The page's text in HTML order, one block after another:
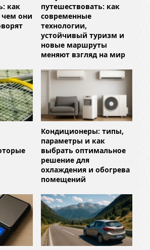
как
чем они
путешествовать: как
современные
технологии,
устойчивый туризм и
новые маршруты
меняют взгляд на мир
Кондиционеры: типы,
параметры и как
выбрать оптимальное
решение для
охлаждения и обогрева
помещений